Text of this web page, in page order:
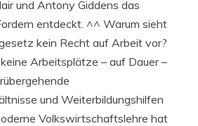
und Antony Giddens das
entdeckt. ^^ Warum sieht
kein Recht auf Arbeit vor?
Arbeitsplätze – auf Dauer –
und Weiterbildungshilfen
Volkswirtschaftslehre hat